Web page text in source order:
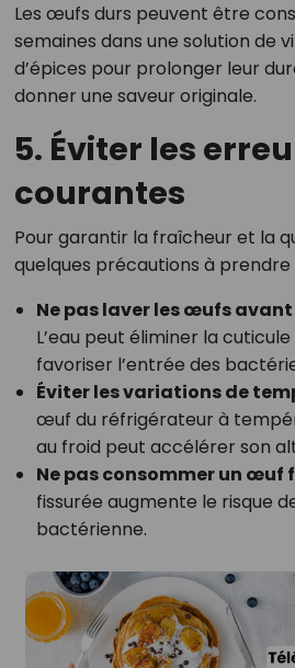
Les œufs durs peuvent être
semaines dans une solution de
d’épices pour prolonger leur
donner une saveur originale.
5. Éviter les
courantes
Pour garantir la fraîcheur et la
quelques précautions à prendre
Ne pas laver les œufs
L’eau peut éliminer la
favoriser l’entrée des
Éviter les variations de
œuf du réfrigérateur à
au froid peut accélérer son
Ne pas consommer un œuf
fissurée augmente le risque
bactérienne.